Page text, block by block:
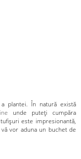
plantei. În natură există
unde puteți cumpăra
este impresionantă,
vor aduna un buchet de